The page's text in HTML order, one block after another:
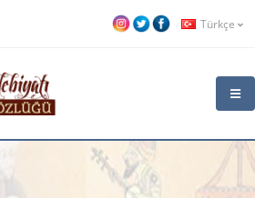
Türkçe